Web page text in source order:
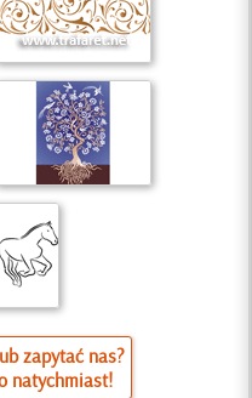
zapytać nas?
natychmiast!